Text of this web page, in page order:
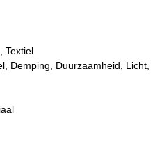
Textiel
Demping, Duurzaamheid, Licht,